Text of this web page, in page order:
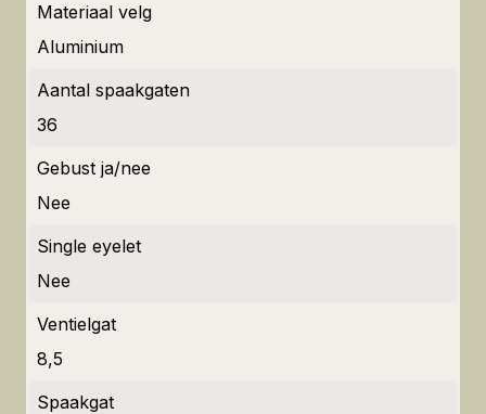
Materiaal velg
Aluminium
Aantal spaakgaten
36
Gebust ja/nee
Nee
Single eyelet
Nee
Ventielgat
8,5
Spaakgat